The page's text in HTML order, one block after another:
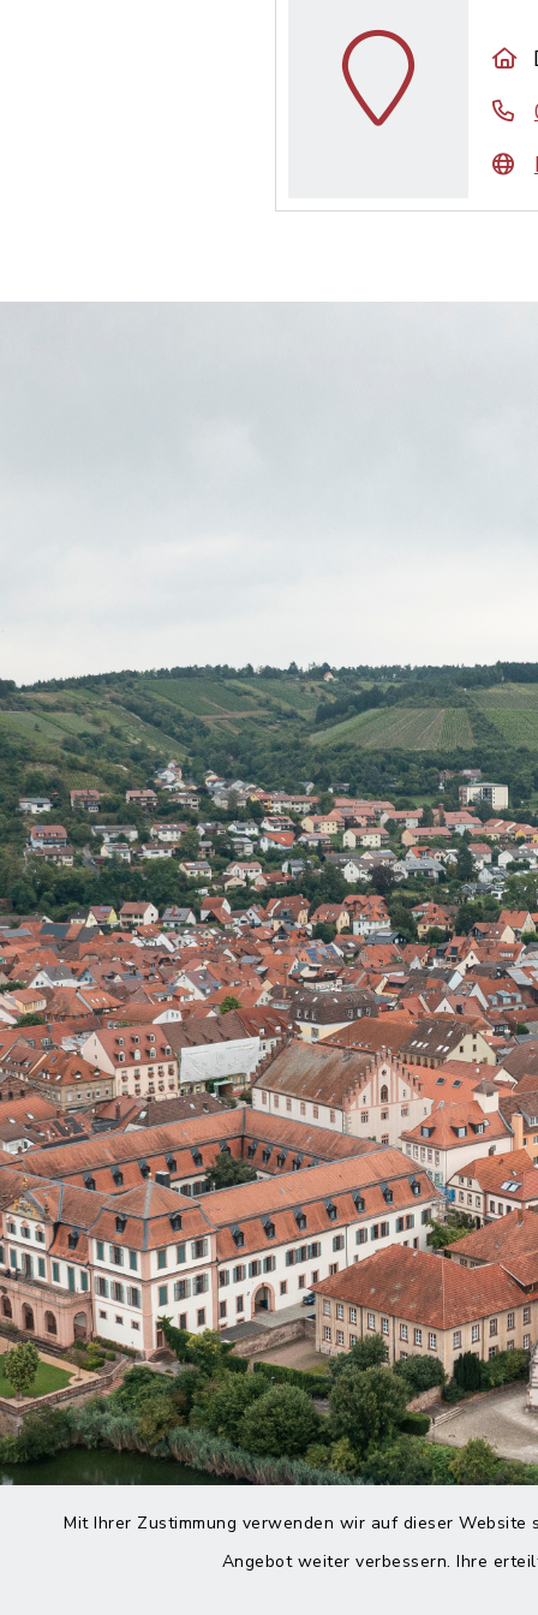
Mit Ihrer Zustimmung verwenden wir auf dieser
Angebot weiter verbessern. Ihre